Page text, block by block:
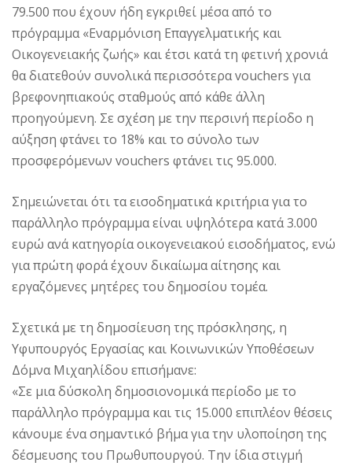
79.500 που έχουν ήδη εγκριθεί μέσα από το
πρόγραμμα «Εναρμόνιση Επαγγελματικής και
Οικογενειακής ζωής» και έτσι κατά τη φετινή χρονιά
θα διατεθούν συνολικά περισσότερα vouchers για
βρεφονηπιακούς σταθμούς από κάθε άλλη
προηγούμενη. Σε σχέση με την περσινή περίοδο η
αύξηση φτάνει το 18% και το σύνολο των
προσφερόμενων vouchers φτάνει τις 95.000.
Σημειώνεται ότι τα εισοδηματικά κριτήρια για το
παράλληλο πρόγραμμα είναι υψηλότερα κατά 3.000
ευρώ ανά κατηγορία οικογενειακού εισοδήματος, ενώ
για πρώτη φορά έχουν δικαίωμα αίτησης και
εργαζόμενες μητέρες του δημοσίου τομέα.
Σχετικά με τη δημοσίευση της πρόσκλησης, η
Υφυπουργός Εργασίας και Κοινωνικών Υποθέσεων
Δόμνα Μιχαηλίδου επισήμανε:
«Σε μια δύσκολη δημοσιονομικά περίοδο με το
παράλληλο πρόγραμμα και τις 15.000 επιπλέον θέσεις
κάνουμε ένα σημαντικό βήμα για την υλοποίηση της
δέσμευσης του Πρωθυπουργού. Την ίδια στιγμή